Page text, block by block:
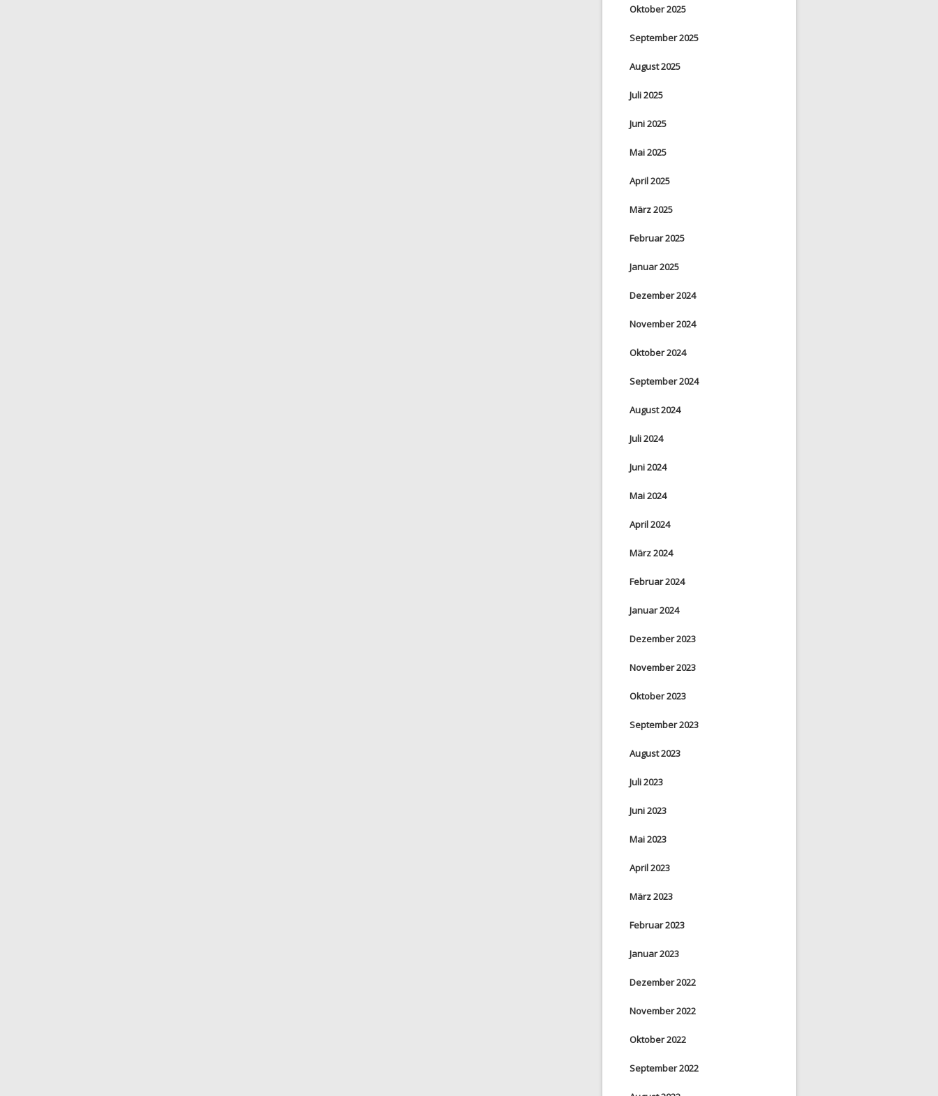
Oktober 2025
September 2025
August 2025
Juli 2025
Juni 2025
Mai 2025
April 2025
März 2025
Februar 2025
Januar 2025
Dezember 2024
November 2024
Oktober 2024
September 2024
August 2024
Juli 2024
Juni 2024
Mai 2024
April 2024
März 2024
Februar 2024
Januar 2024
Dezember 2023
November 2023
Oktober 2023
September 2023
August 2023
Juli 2023
Juni 2023
Mai 2023
April 2023
März 2023
Februar 2023
Januar 2023
Dezember 2022
November 2022
Oktober 2022
September 2022